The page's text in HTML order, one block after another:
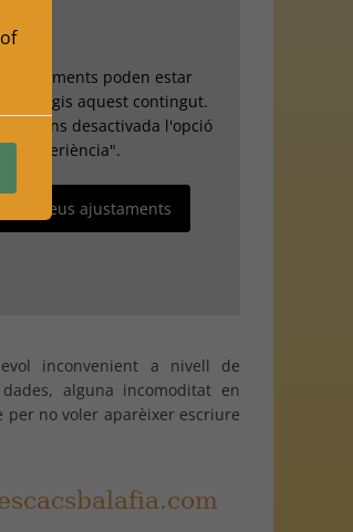
ajustaments poden estar
que vegis aquest contingut.
tens desactivada l'opció
"Experiència".
els teus ajustaments
inconvenient a nivell de
alguna incomoditat en
per no voler aparèixer escriure